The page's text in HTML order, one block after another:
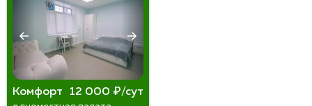
Комфорт 12 000 ₽/сут